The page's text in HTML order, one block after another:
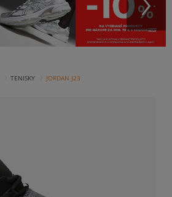
TENISKY JORDAN J23